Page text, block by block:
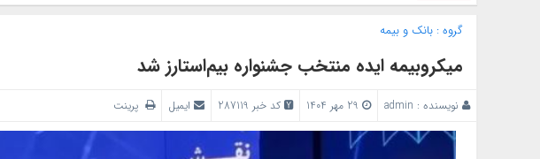
گروه :بانک‌ و بیمه
میکروبیمه ایده منتخب جشنواره بیم‌استارز شد
نویسنده : admin کد خبر 287119 ایمیل پرینت